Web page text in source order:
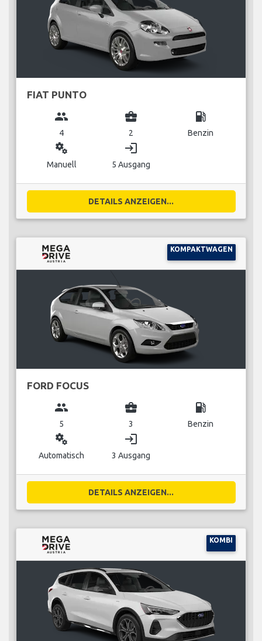
FIAT PUNTO
group
4
business_center
2
local_gas_station
Benzin
miscellaneous_services
Manuell
login
5 Ausgang
DETAILS ANZEIGEN...
KOMPAKTWAGEN
FORD FOCUS
group
5
business_center
3
local_gas_station
Benzin
miscellaneous_services
Automatisch
login
3 Ausgang
DETAILS ANZEIGEN...
KOMBI